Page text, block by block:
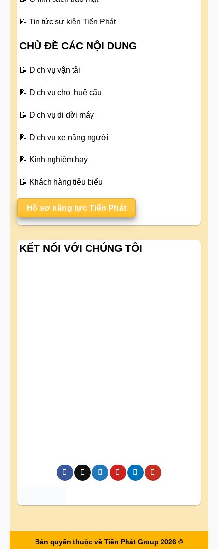
📝 Tin tức sự kiện Tiến Phát
CHỦ ĐỀ CÁC NỘI DUNG
📝 Dịch vụ vận tải
📝 Dịch vụ cho thuê cẩu
📝 Dịch vụ di dời máy
📝 Dịch vụ xe nâng người
📝 Kinh nghiệm hay
📝 Khách hàng tiêu biểu
Hồ sơ năng lực Tiến Phát
KẾT NỐI VỚI CHÚNG TÔI
Bản quyền thuộc về Tiến Phát Group 2026 ©